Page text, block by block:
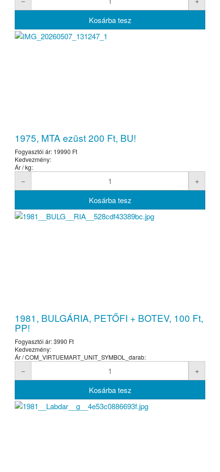
1975, MTA ezüst 200 Ft, BU!
Fogyasztói ár: 19990 Ft
Kedvezmény:
Ár / kg:
1981, BULGÁRIA, PETŐFI + BOTEV, 100 Ft,
PP!
Fogyasztói ár:3990 Ft
Kedvezmény:
Ár / COM_VIRTUEMART_UNIT_SYMBOL_darab: